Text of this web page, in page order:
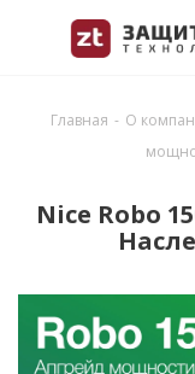
Главная - О
Nice Robo